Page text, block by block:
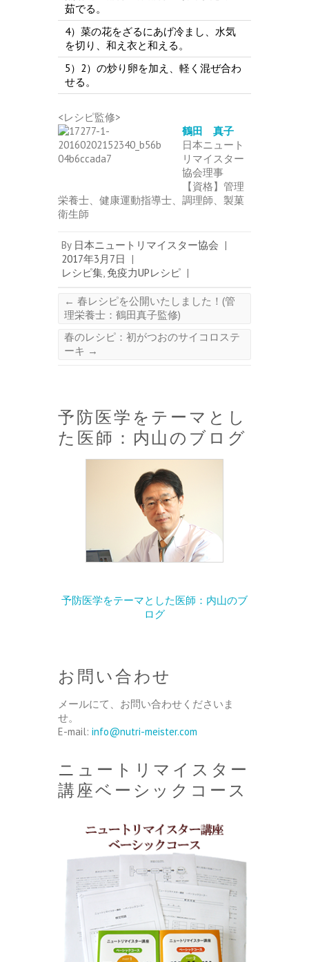
茹でる。
4）菜の花をざるにあげ冷まし、水気
を切り、和え衣と和える。
5）2）の炒り卵を加え、軽く混ぜ合わ
せる。
<レシピ監修>
鶴田 真子
日本ニュート
リマイスター
協会理事
【資格】管理
栄養士、健康運動指導士、調理師、製菓
衛生師
By 日本ニュートリマイスター協会 |
2017年3月7日 |
レシピ集,免疫力UPレシピ |
← 春レシピを公開いたしました！(管
理栄養士：鶴田真子監修)
春のレシピ：初がつおのサイコロステ
ーキ →
予防医学をテーマとし
た医師：内山のブログ
予防医学をテーマとした医師：内山のブ
ログ
お問い合わせ
メールにて、お問い合わせくださいま
せ。
E-mail: info@nutri-meister.com
ニュートリマイスター
講座ベーシックコース